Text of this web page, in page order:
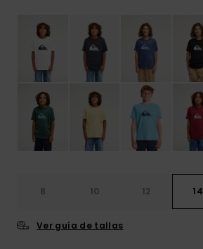
8 10 12 14
Ver guía de tallas